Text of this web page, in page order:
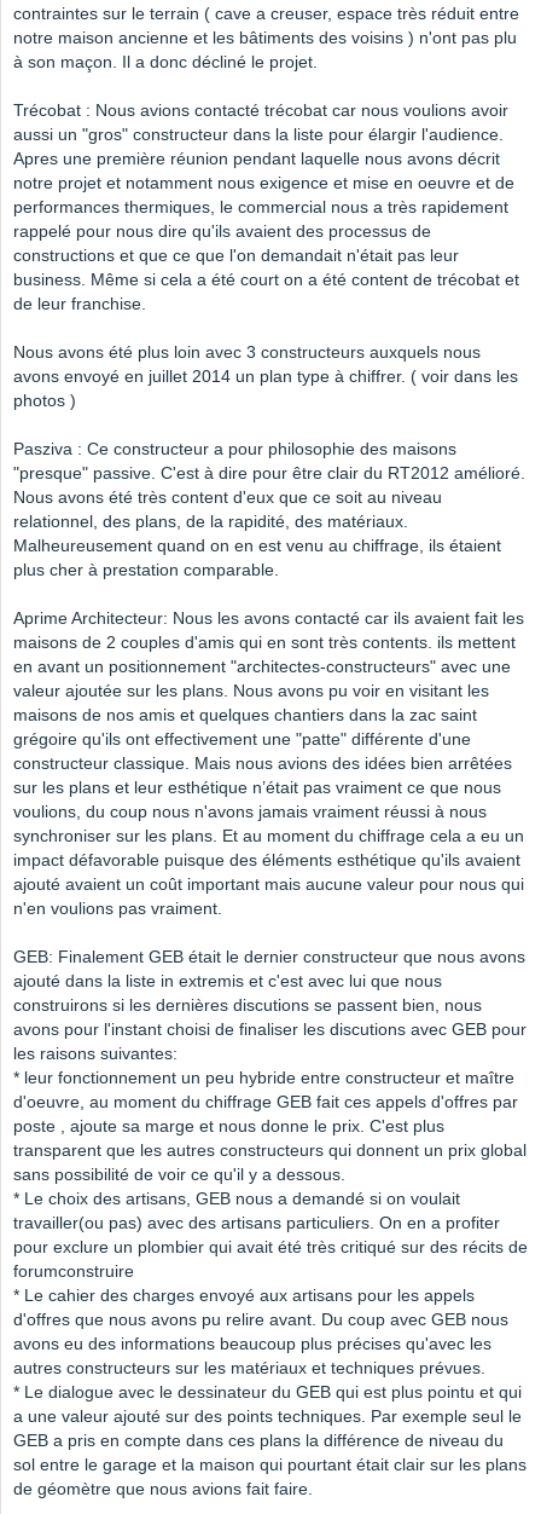
contraintes sur le terrain ( cave a creuser, espace très réduit entre
notre maison ancienne et les bâtiments des voisins ) n'ont pas plu
à son maçon. Il a donc décliné le projet.
Trécobat : Nous avions contacté trécobat car nous voulions avoir
aussi un "gros" constructeur dans la liste pour élargir l'audience.
Apres une première réunion pendant laquelle nous avons décrit
notre projet et notamment nous exigence et mise en oeuvre et de
performances thermiques, le commercial nous a très rapidement
rappelé pour nous dire qu'ils avaient des processus de
constructions et que ce que l'on demandait n'était pas leur
business. Même si cela a été court on a été content de trécobat et
de leur franchise.
Nous avons été plus loin avec 3 constructeurs auxquels nous
avons envoyé en juillet 2014 un plan type à chiffrer. ( voir dans les
photos )
Pasziva : Ce constructeur a pour philosophie des maisons
"presque" passive. C'est à dire pour être clair du RT2012 amélioré.
Nous avons été très content d'eux que ce soit au niveau
relationnel, des plans, de la rapidité, des matériaux.
Malheureusement quand on en est venu au chiffrage, ils étaient
plus cher à prestation comparable.
Aprime Architecteur: Nous les avons contacté car ils avaient fait les
maisons de 2 couples d'amis qui en sont très contents. ils mettent
en avant un positionnement "architectes-constructeurs" avec une
valeur ajoutée sur les plans. Nous avons pu voir en visitant les
maisons de nos amis et quelques chantiers dans la zac saint
grégoire qu'ils ont effectivement une "patte" différente d'une
constructeur classique. Mais nous avions des idées bien arrêtées
sur les plans et leur esthétique n’était pas vraiment ce que nous
voulions, du coup nous n'avons jamais vraiment réussi à nous
synchroniser sur les plans. Et au moment du chiffrage cela a eu un
impact défavorable puisque des éléments esthétique qu'ils avaient
ajouté avaient un coût important mais aucune valeur pour nous qui
n'en voulions pas vraiment.
GEB: Finalement GEB était le dernier constructeur que nous avons
ajouté dans la liste in extremis et c'est avec lui que nous
construirons si les dernières discutions se passent bien, nous
avons pour l'instant choisi de finaliser les discutions avec GEB pour
les raisons suivantes:
* leur fonctionnement un peu hybride entre constructeur et maître
d'oeuvre, au moment du chiffrage GEB fait ces appels d'offres par
poste , ajoute sa marge et nous donne le prix. C'est plus
transparent que les autres constructeurs qui donnent un prix global
sans possibilité de voir ce qu'il y a dessous.
* Le choix des artisans, GEB nous a demandé si on voulait
travailler(ou pas) avec des artisans particuliers. On en a profiter
pour exclure un plombier qui avait été très critiqué sur des récits de
forumconstruire
* Le cahier des charges envoyé aux artisans pour les appels
d'offres que nous avons pu relire avant. Du coup avec GEB nous
avons eu des informations beaucoup plus précises qu'avec les
autres constructeurs sur les matériaux et techniques prévues.
* Le dialogue avec le dessinateur du GEB qui est plus pointu et qui
a une valeur ajouté sur des points techniques. Par exemple seul le
GEB a pris en compte dans ces plans la différence de niveau du
sol entre le garage et la maison qui pourtant était clair sur les plans
de géomètre que nous avions fait faire.